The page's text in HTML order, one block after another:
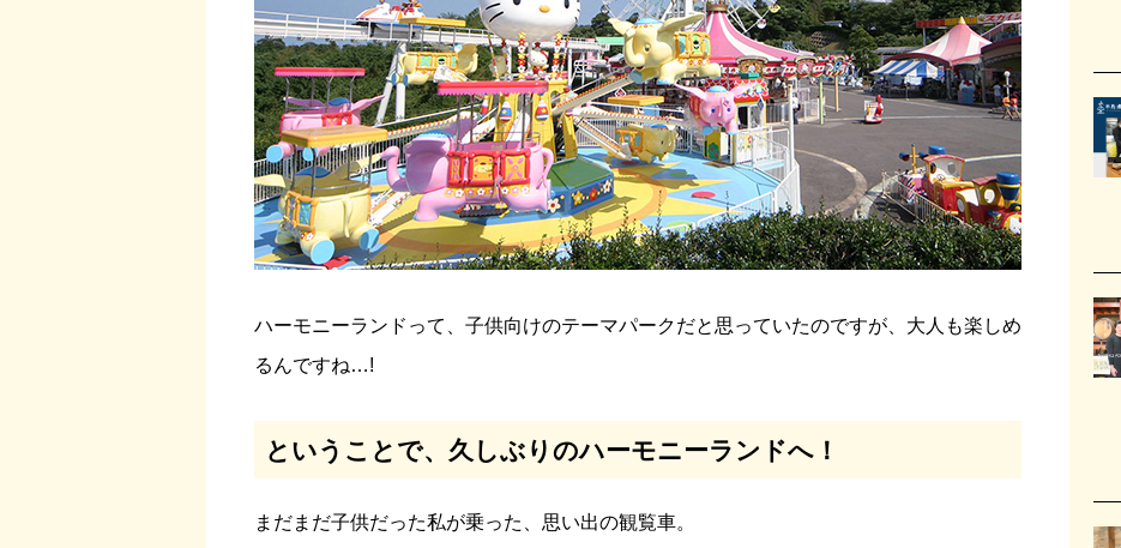
ハーモニーランドって、子供向けのテーマパークだと思っていたのですが、大人も楽しめ
るんですね…!
ということで、久しぶりのハーモニーランドへ！
まだまだ子供だった私が乗った、思い出の観覧車。